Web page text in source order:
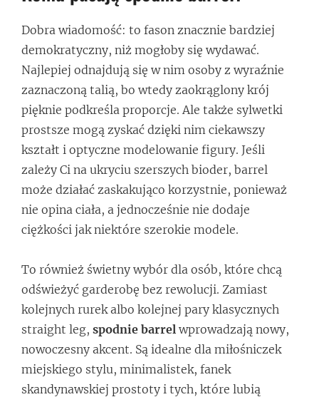
Dobra wiadomość: to fason znacznie bardziej
demokratyczny, niż mogłoby się wydawać.
Najlepiej odnajdują się w nim osoby z wyraźnie
zaznaczoną talią, bo wtedy zaokrąglony krój
pięknie podkreśla proporcje. Ale także sylwetki
prostsze mogą zyskać dzięki nim ciekawszy
kształt i optyczne modelowanie figury. Jeśli
zależy Ci na ukryciu szerszych bioder, barrel
może działać zaskakująco korzystnie, ponieważ
nie opina ciała, a jednocześnie nie dodaje
ciężkości jak niektóre szerokie modele.
To również świetny wybór dla osób, które chcą
odświeżyć garderobę bez rewolucji. Zamiast
kolejnych rurek albo kolejnej pary klasycznych
straight leg, spodnie barrel wprowadzają nowy,
nowoczesny akcent. Są idealne dla miłośniczek
miejskiego stylu, minimalistek, fanek
skandynawskiej prostoty i tych, które lubią